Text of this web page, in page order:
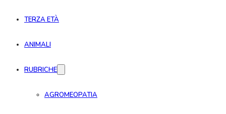
TERZA ETÀ
ANIMALI
RUBRICHE
AGROMEOPATIA